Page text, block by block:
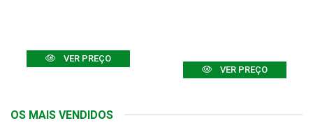
VER PREÇO
VER PREÇO
OS MAIS VENDIDOS